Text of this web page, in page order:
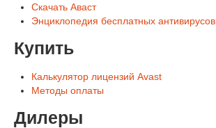
Скачать Аваст
Энциклопедия бесплатных антивирусов
Купить
Калькулятор лицензий Avast
Методы оплаты
Дилеры